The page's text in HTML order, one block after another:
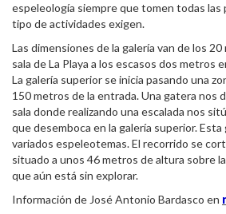
espeleología siempre que tomen todas
tipo de actividades exigen.
Las dimensiones de la galería van de los
sala de La Playa a los escasos dos metros
La galería superior se inicia pasando una
150 metros de la entrada. Una gatera nos
sala donde realizando una escalada nos
que desemboca en la galería superior.
variados espeleotemas. El recorrido se
situado a unos 46 metros de altura sobre
que aún está sin explorar.
Información de José Antonio Bardasco en